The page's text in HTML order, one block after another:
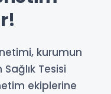
kurumun
Sağlık Tesisi
ekiplerine